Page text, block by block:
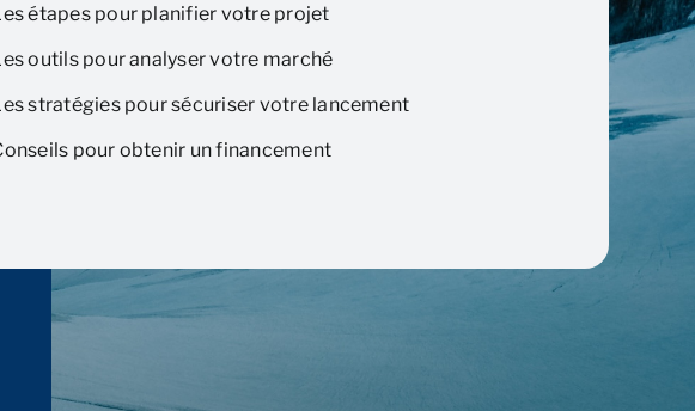
étapes pour planifier votre projet
outils pour analyser votre marché
stratégies pour sécuriser votre lancement
pour obtenir un financement